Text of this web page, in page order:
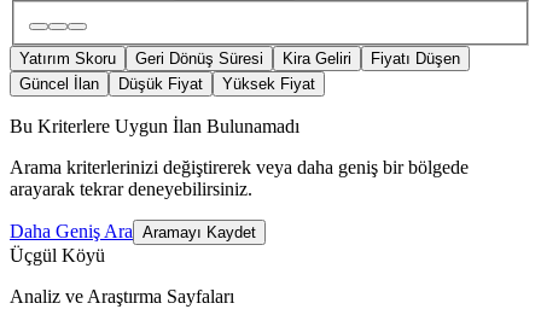
Yatırım Skoru Geri Dönüş Süresi Kira Geliri
Fiyatı Düşen
Güncel İlan
Düşük Fiyat Yüksek Fiyat
Bu Kriterlere Uygun İlan Bulunamadı
Arama kriterlerinizi değiştirerek veya daha geniş bir bölgede
arayarak tekrar deneyebilirsiniz.
Daha Geniş Ara Aramayı Kaydet
Üçgül Köyü
Analiz ve Araştırma Sayfaları